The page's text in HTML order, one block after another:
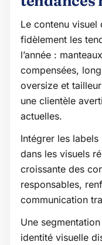
Le contenu
fidèlement les
l’année :
compensées,
oversize et
une clientèle
actuelles.
Intégrer les
dans les visuels
croissante des
responsables,
communication
Une
identité visuelle